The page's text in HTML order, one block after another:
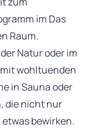
im Das
Raum.
Natur oder im
wohltuenden
in Sauna oder
die nicht nur
bewirken.